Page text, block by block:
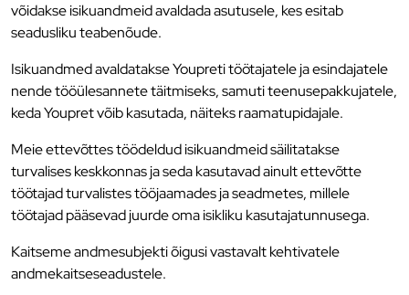
võidakse isikuandmeid avaldada asutusele, kes esitab
seadusliku teabenõude.
Isikuandmed avaldatakse Youpreti töötajatele ja esindajatele
nende tööülesannete täitmiseks, samuti teenusepakkujatele,
keda Youpret võib kasutada, näiteks raamatupidajale.
Meie ettevõttes töödeldud isikuandmeid säilitatakse
turvalises keskkonnas ja seda kasutavad ainult ettevõtte
töötajad turvalistes tööjaamades ja seadmetes, millele
töötajad pääsevad juurde oma isikliku kasutajatunnusega.
Kaitseme andmesubjekti õigusi vastavalt kehtivatele
andmekaitseseadustele.